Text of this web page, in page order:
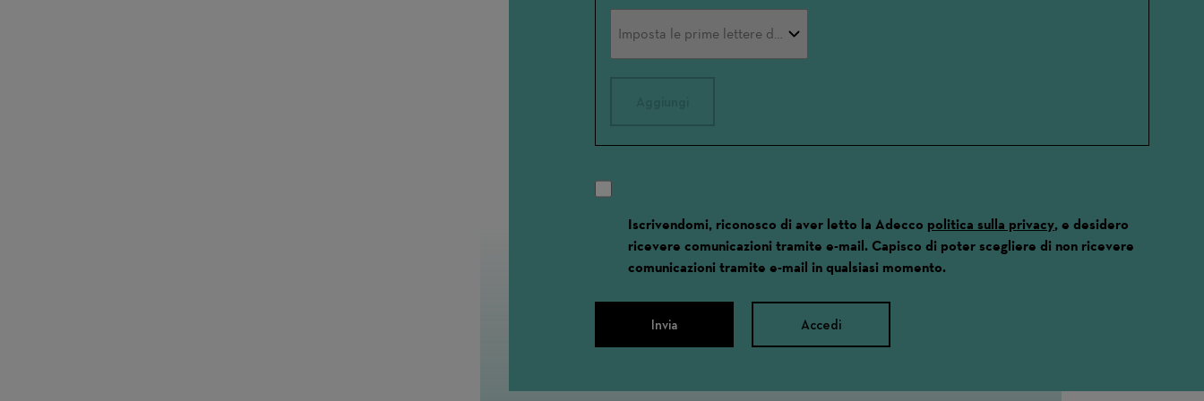
Iscrivendomi, riconosco di aver letto la Adecco politica sulla privacy, e desidero
ricevere comunicazioni tramite e-mail. Capisco di poter scegliere di non ricevere
comunicazioni tramite e-mail in qualsiasi momento.
Invia Accedi